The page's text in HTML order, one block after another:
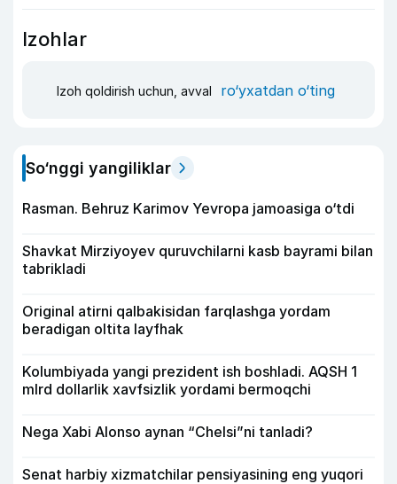
Izohlar
Izoh qoldirish uchun, avval ro‘yxatdan o‘ting
So‘nggi yangiliklar
Rasman. Behruz Karimov Yevropa jamoasiga o‘tdi
Shavkat Mirziyoyev quruvchilarni kasb bayrami bilan
tabrikladi
Original atirni qalbakisidan farqlashga yordam
beradigan oltita layfhak
Kolumbiyada yangi prezident ish boshladi. AQSH 1
mlrd dollarlik xavfsizlik yordami bermoqchi
Nega Xabi Alonso aynan “Chelsi”ni tanladi?
Senat harbiy xizmatchilar pensiyasining eng yuqori